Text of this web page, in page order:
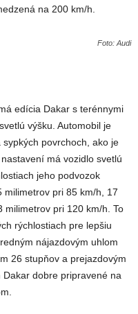
na 200 km/h.
Foto: Audi
edícia Dakar s terénnymi
výšku. Automobil je
povrchoch, ako je
má vozidlo svetlú
jeho podvozok
milimetrov pri 85 km/h, 17
milimetrov pri 120 km/h. To
rýchlostiach pre lepšiu
nájazdovým uhlom
26 stupňov a prejazdovým
dobre pripravené na